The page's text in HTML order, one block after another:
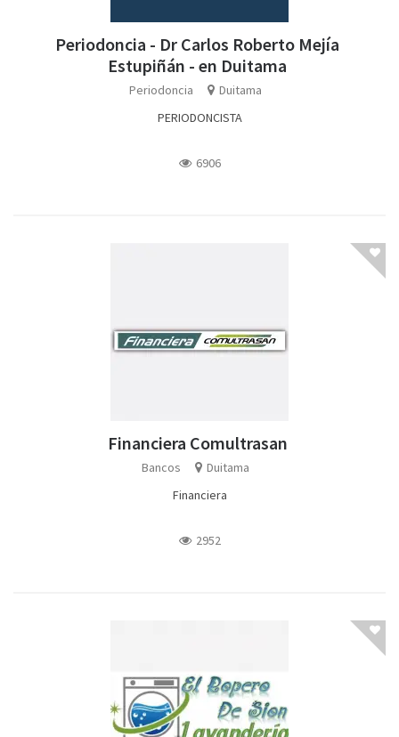
Periodoncia - Dr Carlos Roberto Mejía
Estupiñán - en Duitama
Periodoncia
Duitama
PERIODONCISTA
6906
Financiera Comultrasan
Bancos
Duitama
Financiera
2952